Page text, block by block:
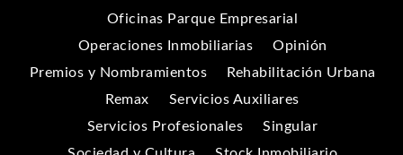
Oficinas Parque Empresarial
Operaciones Inmobiliarias
Opinión
Premios y Nombramientos
Rehabilitación Urbana
Remax
Servicios Auxiliares
Servicios Profesionales
Singular